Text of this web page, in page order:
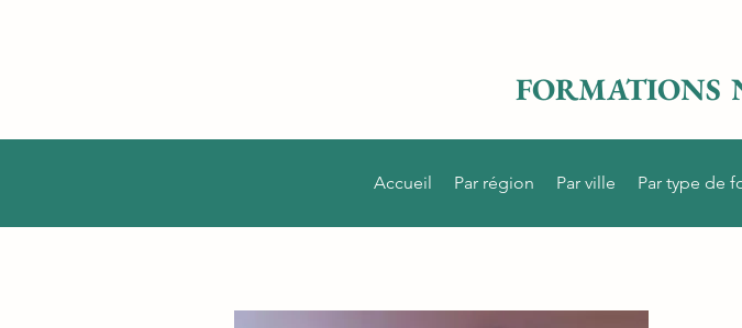
FORMATIONS
Accueil Par région Par ville Par type de